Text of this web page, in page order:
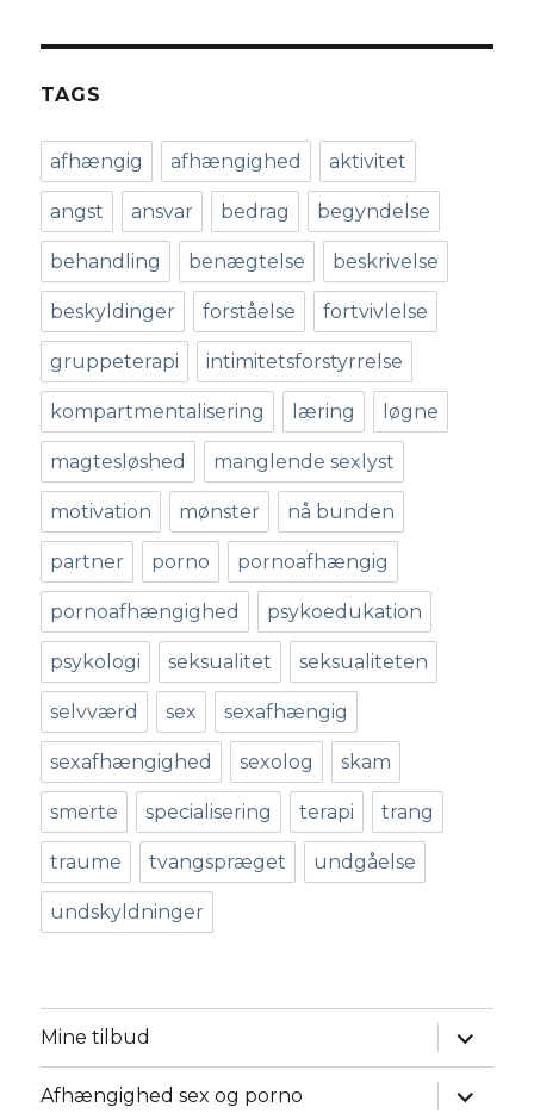
TAGS
afhængig afhængighed aktivitet
angst ansvar bedrag begyndelse
behandling benægtelse beskrivelse
beskyldinger forståelse fortvivlelse
gruppeterapi intimitetsforstyrrelse
kompartmentalisering læring løgne
magtesløshed manglende sexlyst
motivation mønster nå bunden
partner porno pornoafhængig
pornoafhængighed psykoedukation
psykologi seksualitet seksualiteten
selvværd sex sexafhængig
sexafhængighed sexolog skam
smerte specialisering terapi trang
traume tvangspræget undgåelse
undskyldninger
Mine tilbud
udvid
Afhængighed sex og porno
udvid